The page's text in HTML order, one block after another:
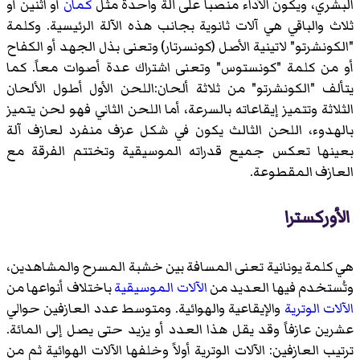
البشري، ويكون الأداء منصباً على آلة واحدة مثلكمان أو اثنين أو
ثلاث والباقي هي آلات ثانوية بجانب هذه الآلة الرئيسية. وكلمة
"الكونشرتو" لاتينية الأصل (كونسرتار) وتعنى بذل الجهد أو الكفاح
أو من كلمة "كونستوس" وتعنى اشتراك عدة أصوات معاً. كما
يتألف "الكونشرتو" من ثلاثة ألحان:اللحن الأول أطول الألحان
الثلاثة وتتميز إيقاعاته بالسرعة، أما اللحن الثاني فهو لحن يتميز
بالهدوء، اللحن الثالث يكون في شكل عزف منفرد لعازف آلة
بعينها تعكس جميع قدراته الموسيقية وتختتم الفرقة مع
العازف المقطوعة.
الأوركسترا
هي كلمة يونانية تعنى المسافة بين خشبة المسرح والمشاهدين،
وتُستخدم فيها العديد منالآلات الموسيقيةباختلاف أنواعها من
الآلات الوترية والإيقاعية والهوائية. ومتوسط عدد العازفين حوالي
عشرين عازفاً وقد يقل هذا العدد أو يزيد حتى يصل إلى المائة.
ترتيب العازفين: الآلات الوترية أولاً وخلفها الآلات الهوائية ثم من